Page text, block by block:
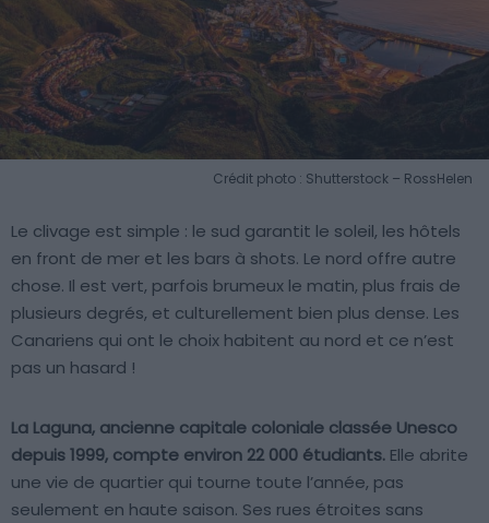
Crédit photo : Shutterstock – RossHelen
Le clivage est simple : le sud garantit le soleil, les hôtels
en front de mer et les bars à shots. Le nord offre autre
chose. Il est vert, parfois brumeux le matin, plus frais de
plusieurs degrés, et culturellement bien plus dense. Les
Canariens qui ont le choix habitent au nord et ce n’est
pas un hasard !
La Laguna, ancienne capitale coloniale classée Unesco
depuis 1999, compte environ 22 000 étudiants. Elle abrite
une vie de quartier qui tourne toute l’année, pas
seulement en haute saison. Ses rues étroites sans